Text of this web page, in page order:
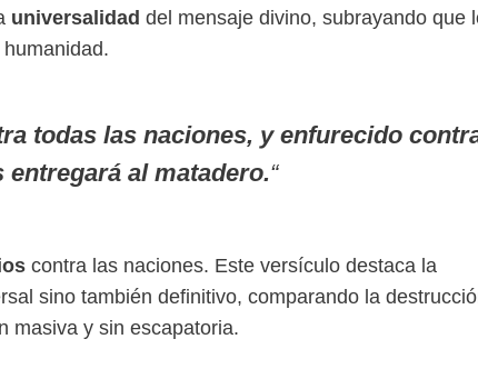
universalidad del mensaje divino, subrayando que
todas las naciones, y enfurecido
al matadero.“
contra las naciones. Este versículo destaca la
sino también definitivo, comparando la
masiva y sin escapatoria.